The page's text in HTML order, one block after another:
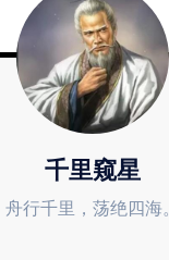
千里窥星
舟行千里，荡绝四海。